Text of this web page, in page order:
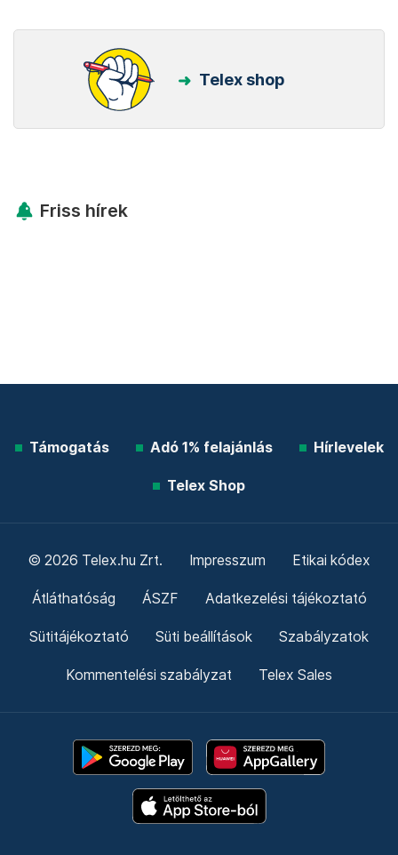
Telex shop
Friss hírek
Támogatás Adó 1% felajánlás Hírlevelek
Telex Shop
© 2026 Telex.hu Zrt. Impresszum Etikai kódex
Átláthatóság ÁSZF Adatkezelési tájékoztató
Sütitájékoztató Süti beállítások Szabályzatok
Kommentelési szabályzat Telex Sales